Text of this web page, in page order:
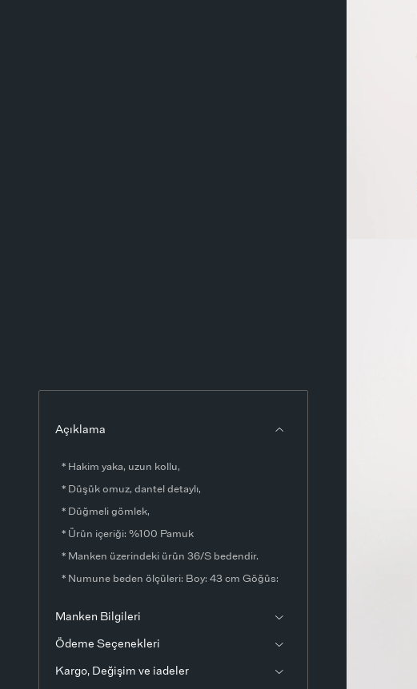
Açıklama
* Hakim yaka, uzun kollu,
* Düşük omuz, dantel detaylı,
* Düğmeli gömlek,
* Ürün içeriği: %100 Pamuk
* Manken üzerindeki ürün 36/S bedendir.
* Numune beden ölçüleri: Boy: 43 cm Göğüs:
gösterebilir)
* Ürün çekimlerinde renkler, ışık farklılığından
dolayı değişkenlik gösterebilir.
Manken Bilgileri
Ödeme Seçenekleri
Kargo, Değişim ve iadeler